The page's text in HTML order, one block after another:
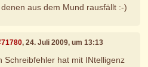
aus dem Mund rausfällt :-)
, 24. Juli 2009, um 13:13
Schreibfehler hat mit INtelligenz